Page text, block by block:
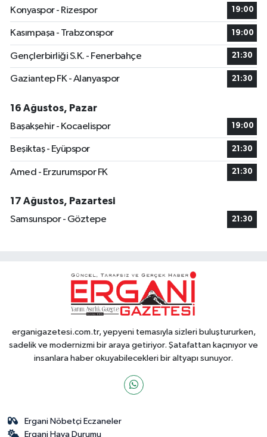
Konyaspor - Rizespor
19:00
Kasımpaşa - Trabzonspor 19:00
Gençlerbirliği S.K. - Fenerbahçe 21:30
Gaziantep FK - Alanyaspor 21:30
16 Ağustos, Pazar
Başakşehir - Kocaelispor
19:00
Beşiktaş - Eyüpspor 21:30
Amed - Erzurumspor FK 21:30
17 Ağustos, Pazartesi
Samsunspor - Göztepe
21:30
erganigazetesi.com.tr, yepyeni temasıyla sizleri buluştururken,
sadelik ve modernizmi bir araya getiriyor. Şatafattan kaçınıyor ve
insanlara haber okuyabilecekleri bir altyapı sunuyor.
Ergani Nöbetçi Eczaneler
Ergani Hava Durumu